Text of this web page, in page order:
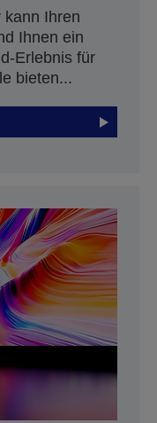
kann Ihren
Ihnen ein
Erlebnis für
bieten...